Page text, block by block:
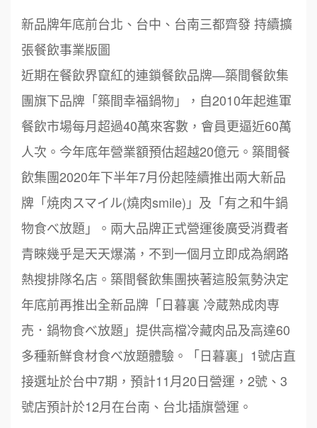
新品牌年底前台北、台中、台南三都齊發 持續擴
張餐飲事業版圖
近期在餐飲界竄紅的連鎖餐飲品牌—築間餐飲集
團旗下品牌「築間幸福鍋物」，自2010年起進軍
餐飲市場每月超過40萬來客數，會員更逼近60萬
人次。今年底年營業額預估超越20億元。築間餐
飲集團2020年下半年7月份起陸續推出兩大新品
牌「焼肉スマイル(燒肉smile)」及「有之和牛鍋
物食べ放題」。兩大品牌正式營運後廣受消費者
青睞幾乎是天天爆滿，不到一個月立即成為網路
熱搜排隊名店。築間餐飲集團挾著這股氣勢決定
年底前再推出全新品牌「日暮裏 冷蔵熟成肉専
売．鍋物食べ放題」提供高檔冷藏肉品及高達60
多種新鮮食材食べ放題體驗。「日暮裏」1號店直
接選址於台中7期，預計11月20日營運，2號、3
號店預計於12月在台南、台北插旗營運。